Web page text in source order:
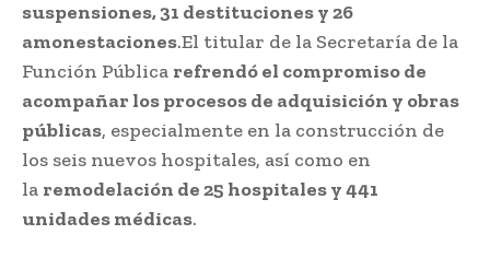
suspensiones, 31 destituciones y 26
amonestaciones.El titular de la Secretaría de la
Función Pública refrendó el compromiso de
acompañar los procesos de adquisición y obras
públicas, especialmente en la construcción de
los seis nuevos hospitales, así como en
la remodelación de 25 hospitales y 441
unidades médicas.